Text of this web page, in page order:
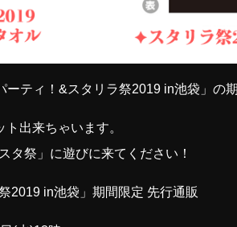
ティ！&スタリラ祭2019 in池袋」の
出来ちゃいます。
タ祭」に遊びに来てください！
2019 in池袋」期間限定 先行通販